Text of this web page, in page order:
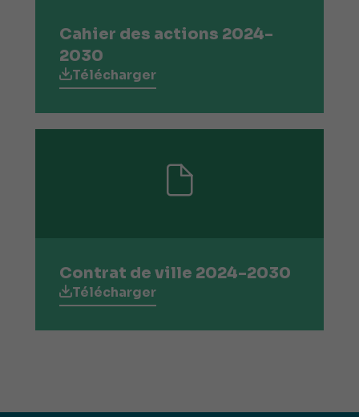
Cahier des actions 2024-
2030
Télécharger
Contrat de ville 2024-2030
Télécharger